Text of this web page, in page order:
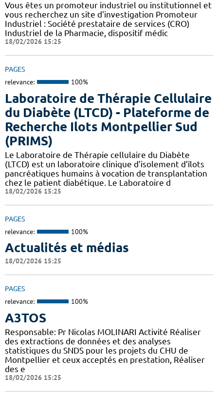
Vous êtes un promoteur industriel ou institutionnel et
vous recherchez un site d'investigation Promoteur
Industriel : Société prestataire de services (CRO)
Industriel de la Pharmacie, dispositif médic
18/02/2026 15:25
PAGES
relevance: 100%
Laboratoire de Thérapie Cellulaire
du Diabète (LTCD) - Plateforme de
Recherche Ilots Montpellier Sud
(PRIMS)
Le Laboratoire de Thérapie cellulaire du Diabète
(LTCD) est un laboratoire clinique d’isolement d’îlots
pancréatiques humains à vocation de transplantation
chez le patient diabétique. Le Laboratoire d
18/02/2026 15:25
PAGES
relevance: 100%
Actualités et médias
18/02/2026 15:25
PAGES
relevance: 100%
A3TOS
Responsable: Pr Nicolas MOLINARI Activité Réaliser
des extractions de données et des analyses
statistiques du SNDS pour les projets du CHU de
Montpellier et ceux acceptés en prestation, Réaliser
des e
18/02/2026 15:25